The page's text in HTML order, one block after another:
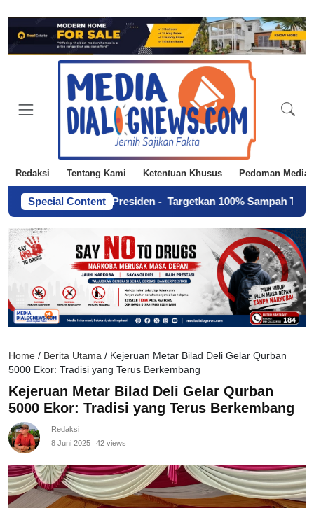
Redaksi Tentang Kami Ketentuan Khusus Pedoman Media
Special Content
Oleh Presiden- Targetkan 100% Sampah Terkelola di
Home / Berita Utama / Kejeruan Metar Bilad Deli Gelar Qurban
5000 Ekor: Tradisi yang Terus Berkembang
Kejeruan Metar Bilad Deli Gelar Qurban
5000 Ekor: Tradisi yang Terus Berkembang
Redaksi
8 Juni 2025
42 views